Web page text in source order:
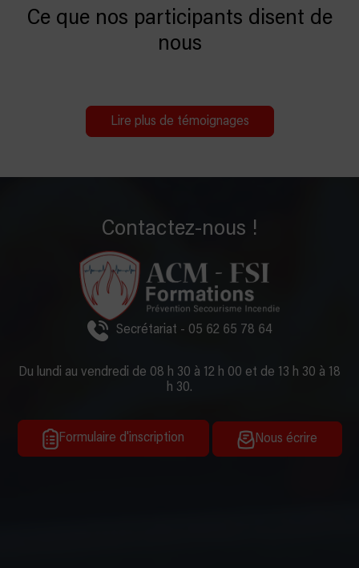
Ce que nos participants disent de
nous
Lire plus de témoignages
Contactez-nous !
Secrétariat - 05 62 65 78 64
Du lundi au vendredi de 08 h 30 à 12 h 00 et de 13 h 30 à 18
h 30.
Formulaire d'inscription Nous écrire